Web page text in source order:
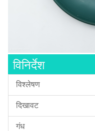
विनिर्देश
विश्लेषण
दिखावट
गंध